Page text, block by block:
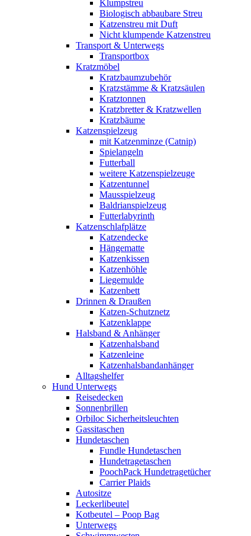
Klumpstreu
Biologisch abbaubare Streu
Katzenstreu mit Duft
Nicht klumpende Katzenstreu
Transport & Unterwegs
Transportbox
Kratzmöbel
Kratzbaumzubehör
Kratzstämme & Kratzsäulen
Kratztonnen
Kratzbretter & Kratzwellen
Kratzbäume
Katzenspielzeug
mit Katzenminze (Catnip)
Spielangeln
Futterball
weitere Katzenspielzeuge
Katzentunnel
Mausspielzeug
Baldrianspielzeug
Futterlabyrinth
Katzenschlafplätze
Katzendecke
Hängematte
Katzenkissen
Katzenhöhle
Liegemulde
Katzenbett
Drinnen & Draußen
Katzen-Schutznetz
Katzenklappe
Halsband & Anhänger
Katzenhalsband
Katzenleine
Katzenhalsbandanhänger
Alltagshelfer
Hund Unterwegs
Reisedecken
Sonnenbrillen
Orbiloc Sicherheitsleuchten
Gassitaschen
Hundetaschen
Fundle Hundetaschen
Hundetragetaschen
PoochPack Hundetragetücher
Carrier Plaids
Autositze
Leckerlibeutel
Kotbeutel – Poop Bag
Unterwegs